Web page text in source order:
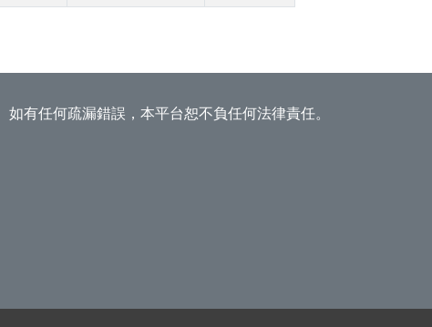
有任何疏漏錯誤，本平台恕不負任何法律責任。